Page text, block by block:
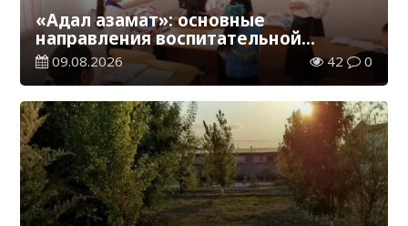
«Адал азамат»: основные
направления воспитательной
работы в новом учебном году
09.08.2026 42 0